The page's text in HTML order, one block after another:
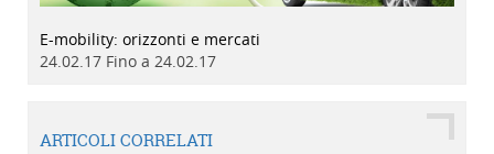
E-mobility: orizzonti e mercati
24.02.17 Fino a 24.02.17
ARTICOLI CORRELATI